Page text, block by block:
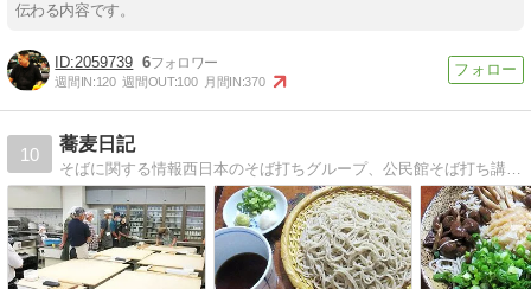
伝わる内容です。
2059739 6
週間IN:120 週間OUT:100 月間IN:370
10
蕎麦日記
そばに関する情報西日本のそば打ちグループ、公民館そば打ち講座等の活動状況を紹介